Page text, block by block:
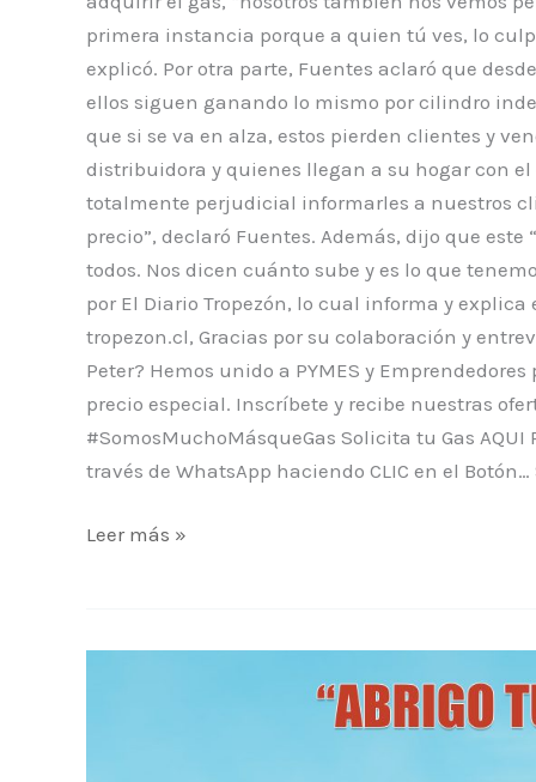
primera instancia porque a quien tú ves, lo
explicó. Por otra parte, Fuentes aclaró que
ellos siguen ganando lo mismo por cilindro
que si se va en alza, estos pierden clientes y
distribuidora y quienes llegan a su hogar con
totalmente perjudicial informarles a nuestros
precio”, declaró Fuentes. Además, dijo que
todos. Nos dicen cuánto sube y es lo que
por El Diario Tropezón, lo cual informa y
tropezon.cl, Gracias por su colaboración y
Peter? Hemos unido a PYMES y
precio especial. Inscríbete y recibe nuestras
#SomosMuchoMásqueGas Solicita tu Gas
través de WhatsApp haciendo CLIC en el Botón…
Leer más »